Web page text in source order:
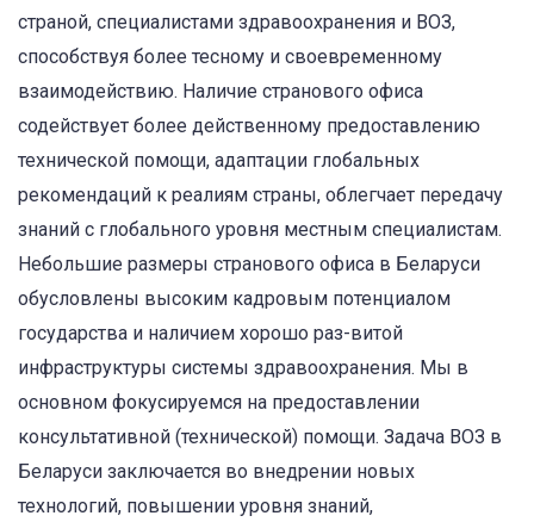
страной, специалистами здравоохранения и ВОЗ,
способствуя более тесному и своевременному
взаимодействию. Наличие странового офиса
содействует более действенному предоставлению
технической помощи, адаптации глобальных
рекомендаций к реалиям страны, облегчает передачу
знаний с глобального уровня местным специалистам.
Небольшие размеры странового офиса в Беларуси
обусловлены высоким кадровым потенциалом
государства и наличием хорошо раз-витой
инфраструктуры системы здравоохранения. Мы в
основном фокусируемся на предоставлении
консультативной (технической) помощи. Задача ВОЗ в
Беларуси заключается во внедрении новых
технологий, повышении уровня знаний,